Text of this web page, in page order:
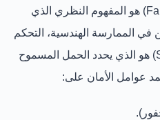
هو المفهوم النظري الذي
في الممارسة الهندسية، التحكم
هو الذي يحدد الحمل المسموح